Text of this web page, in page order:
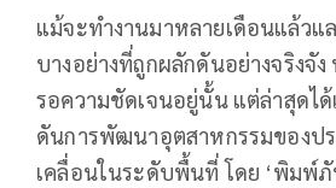
แม้จะทำงานมาหลายเดือนแล้วแ
บางอย่างที่ถูกผลักดันอย่างจริงจัง
รอความชัดเจนอยู่นั้น แต่ล่าสุดไ
ดันการพัฒนาอุตสาหกรรมของป
เคลื่อนในระดับพื้นที่ โดย ‘พิมพ์ภั